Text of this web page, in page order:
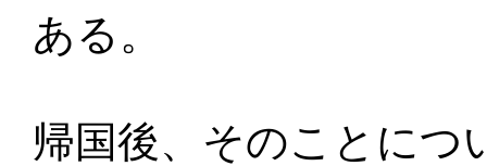
ある。
帰国後、そのことにつ